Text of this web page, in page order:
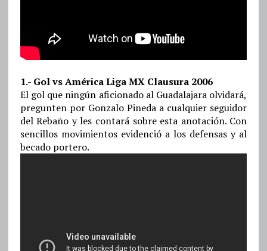
1.- Gol vs América Liga MX Clausura 2006
El gol que ningún aficionado al Guadalajara olvidará,
pregunten por Gonzalo Pineda a cualquier seguidor
del Rebaño y les contará sobre esta anotación. Con
sencillos movimientos evidenció a los defensas y al
becado portero.